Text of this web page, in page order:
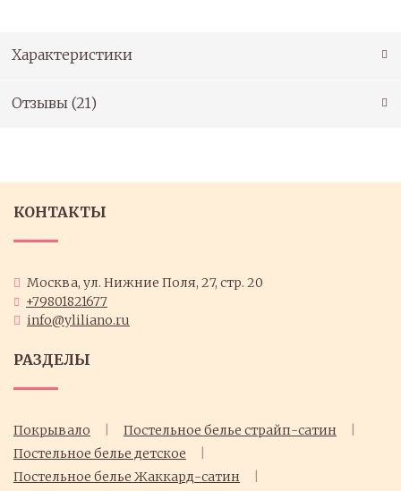
Характеристики
Отзывы (21)
КОНТАКТЫ
Москва, ул. Нижние Поля, 27, стр. 20
+79801821677
info@yliliano.ru
РАЗДЕЛЫ
Покрывало
Постельное белье страйп-сатин
Постельное белье детское
Постельное белье Жаккард-сатин